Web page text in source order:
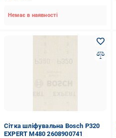
Немає в наявності
Сітка шліфувальна Bosch P320
EXPERT M480 2608900741